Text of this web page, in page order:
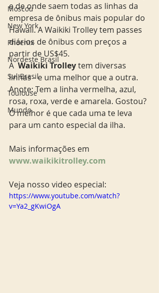
Moscou
New York
Phoenix
Nordeste Brasil
Sul Brasil
Toulouse
Mundo
e de onde saem todas as linhas da
empresa de ônibus mais popular do
Hawaii. A Waikiki Trolley tem passes
diários de ônibus com preços a
partir de US$45.
A Waikiki Trolley tem diversas
linhas - e uma melhor que a outra.
Anote: Tem a linha vermelha, azul,
rosa, roxa, verde e amarela. Gostou?
O melhor é que cada uma te leva
para um canto especial da ilha.
Mais informações em
www.waikikitrolley.com
Veja nosso video especial:
https://www.youtube.com/watch?
v=Ya2_gKwiOgA